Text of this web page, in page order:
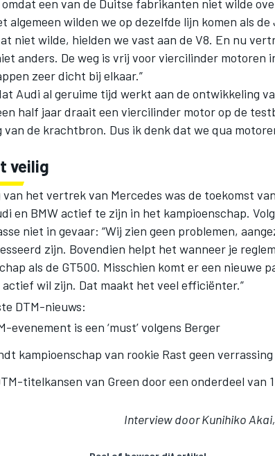
een van de Duitse fabrikanten niet wilde
algemeen wilden we op dezelfde lijn komen als
niet wilde, hielden we vast aan de V8. En nu
anders. De weg is vrij voor viercilinder motoren
zeer dicht bij elkaar.”
Audi al geruime tijd werkt aan de ontwikkeling
half jaar draait een viercilinder motor op de
de krachtbron. Dus ik denk dat we qua
veilig
van het vertrek van Mercedes was de toekomst
en BMW actief te zijn in het kampioenschap.
niet in gevaar: “Wij zien geen problemen,
zijn. Bovendien helpt het wanneer je
als de GT500. Misschien komt er een nieuwe
wil zijn. Dat maakt het veel efficiënter.”
DTM-nieuws:
evenement is een ‘must’ volgens Berger
kampioenschap van rookie Rast geen verrassing
titelkansen van Green door een onderdeel van
Interview door Kunihiko